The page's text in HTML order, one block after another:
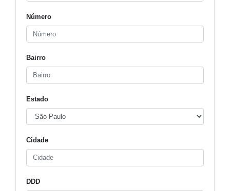
Número
Bairro
Estado
Cidade
DDD